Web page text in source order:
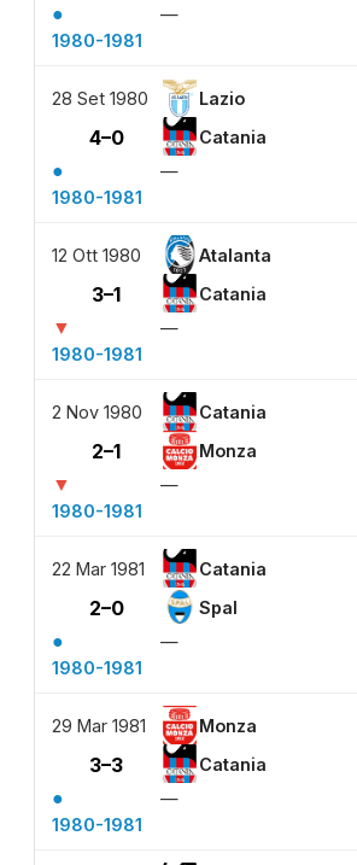
●
—
1980-1981
28 Set 1980 Lazio
4–0 Catania
●
—
1980-1981
12 Ott 1980 Atalanta
3–1 Catania
▼
—
1980-1981
2 Nov 1980 Catania
2–1 Monza
▼
—
1980-1981
22 Mar 1981 Catania
2–0 Spal
●
—
1980-1981
29 Mar 1981 Monza
3–3 Catania
●
—
1980-1981